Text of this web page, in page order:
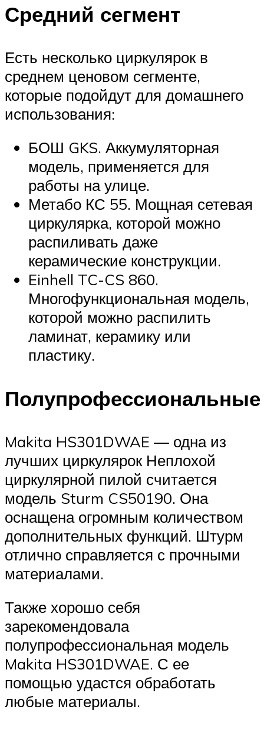
Средний сегмент
Есть несколько циркулярок в
среднем ценовом сегменте,
которые подойдут для домашнего
использования:
БОШ GKS. Аккумуляторная
модель, применяется для
работы на улице.
Метабо КС 55. Мощная сетевая
циркулярка, которой можно
распиливать даже
керамические конструкции.
Einhell TC-CS 860.
Многофункциональная модель,
которой можно распилить
ламинат, керамику или
пластику.
Полупрофессиональные
Makita HS301DWAE — одна из
лучших циркулярок Неплохой
циркулярной пилой считается
модель Sturm CS50190. Она
оснащена огромным количеством
дополнительных функций. Штурм
отлично справляется с прочными
материалами.
Также хорошо себя
зарекомендовала
полупрофессиональная модель
Makita HS301DWAE. С ее
помощью удастся обработать
любые материалы.